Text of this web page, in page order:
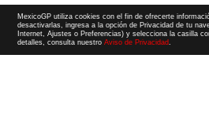
MexicoGP utiliza cookies con el fin de ofrecerte
desactivarlas, ingresa a la opción de Privacidad de tu
Internet, Ajustes o Preferencias) y selecciona la casilla
detalles, consulta nuestroAviso de Privacidad.